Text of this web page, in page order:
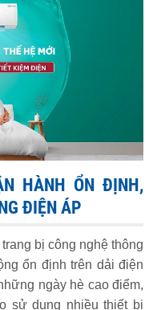
HÀNH ỔN ĐỊNH,
ĐIỆN ÁP
bị công nghệ thông
ổn định trên dải điện
ngày hè cao điểm,
sử dụng nhiều thiết bị